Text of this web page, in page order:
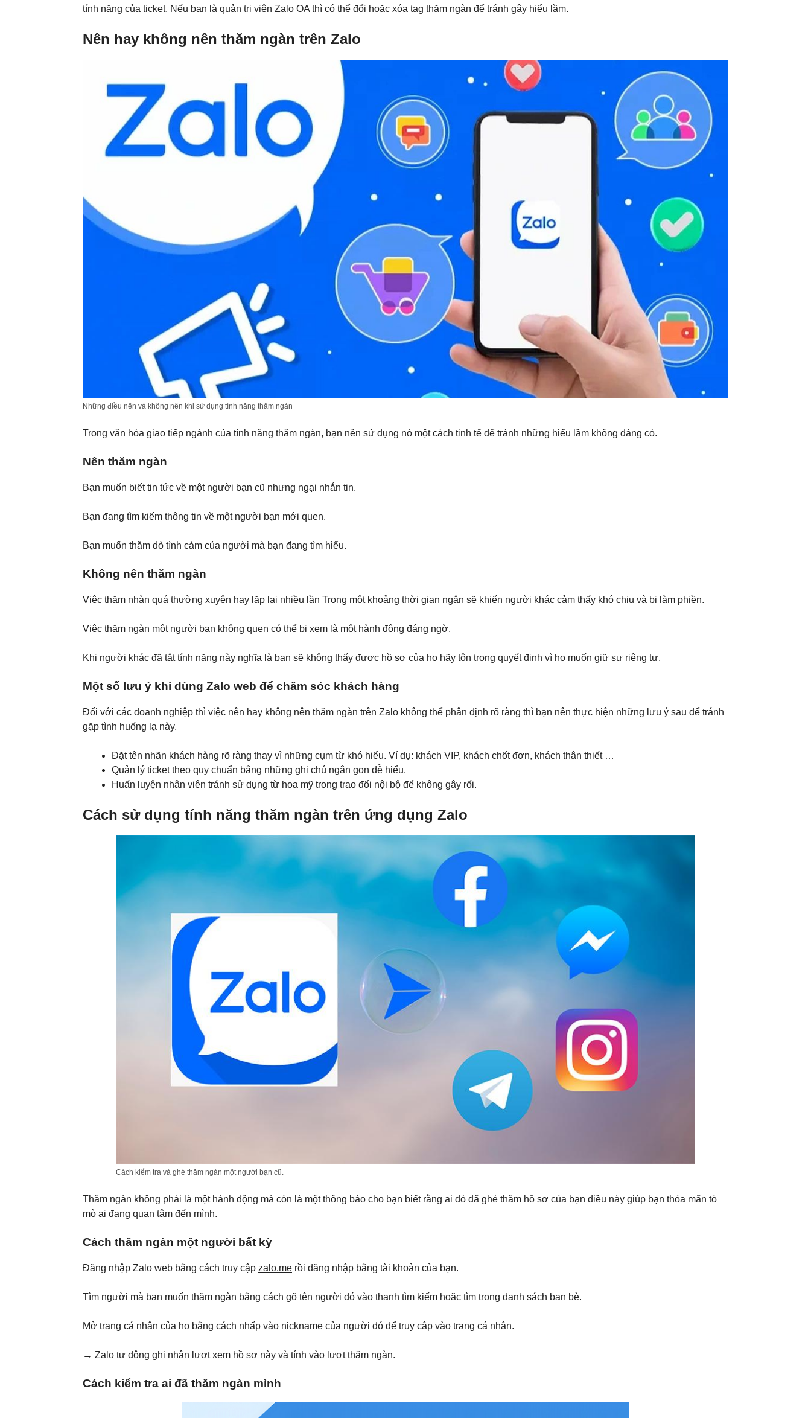
tính năng của ticket. Nếu bạn là quản trị viên Zalo OA thì có thể đổi hoặc xóa tag thăm ngàn để tránh gây hiểu lầm.
Nên hay không nên thăm ngàn trên Zalo
Những điều nên và không nên khi sử dụng tính năng thăm ngàn
Trong văn hóa giao tiếp ngành của tính năng thăm ngàn, bạn nên sử dụng nó một cách tinh tế để tránh những hiểu lầm không đáng có.
Nên thăm ngàn
Bạn muốn biết tin tức về một người bạn cũ nhưng ngại nhắn tin.
Bạn đang tìm kiếm thông tin về một người bạn mới quen.
Bạn muốn thăm dò tình cảm của người mà bạn đang tìm hiểu.
Không nên thăm ngàn
Việc thăm nhàn quá thường xuyên hay lặp lại nhiều lần Trong một khoảng thời gian ngắn sẽ khiến người khác cảm thấy khó chịu và bị làm phiền.
Việc thăm ngàn một người bạn không quen có thể bị xem là một hành động đáng ngờ.
Khi người khác đã tắt tính năng này nghĩa là bạn sẽ không thấy được hồ sơ của họ hãy tôn trọng quyết định vì họ muốn giữ sự riêng tư.
Một số lưu ý khi dùng Zalo web để chăm sóc khách hàng
Đối với các doanh nghiệp thì việc nên hay không nên thăm ngàn trên Zalo không thể phân định rõ ràng thì bạn nên thực hiện những lưu ý sau để tránh
gặp tình huống lạ này.
Đặt tên nhãn khách hàng rõ ràng thay vì những cụm từ khó hiểu. Ví dụ: khách VIP, khách chốt đơn, khách thân thiết …
Quản lý ticket theo quy chuẩn bằng những ghi chú ngắn gọn dễ hiểu.
Huấn luyện nhân viên tránh sử dụng từ hoa mỹ trong trao đổi nội bộ để không gây rối.
Cách sử dụng tính năng thăm ngàn trên ứng dụng Zalo
Cách kiểm tra và ghé thăm ngàn một người bạn cũ.
Thăm ngàn không phải là một hành động mà còn là một thông báo cho bạn biết rằng ai đó đã ghé thăm hồ sơ của bạn điều này giúp bạn thỏa mãn tò
mò ai đang quan tâm đến mình.
Cách thăm ngàn một người bất kỳ
Đăng nhập Zalo web bằng cách truy cập zalo.me rồi đăng nhập bằng tài khoản của bạn.
Tìm người mà bạn muốn thăm ngàn bằng cách gõ tên người đó vào thanh tìm kiếm hoặc tìm trong danh sách bạn bè.
Mở trang cá nhân của họ bằng cách nhấp vào nickname của người đó để truy cập vào trang cá nhân.
→ Zalo tự động ghi nhận lượt xem hồ sơ này và tính vào lượt thăm ngàn.
Cách kiểm tra ai đã thăm ngàn mình